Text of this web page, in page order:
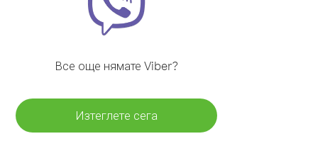
Все още нямате Viber?
Изтеглете сега